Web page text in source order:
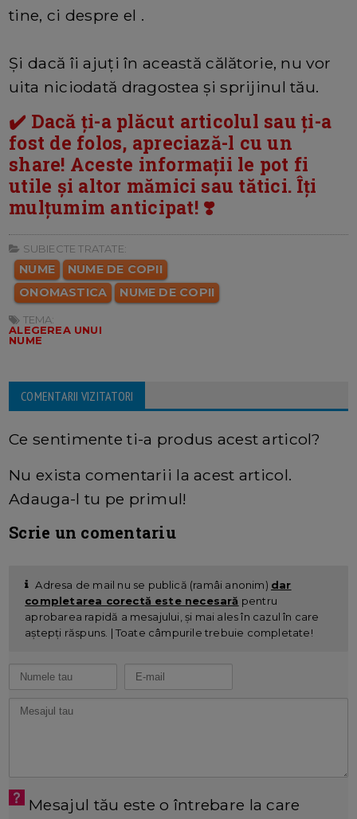
tine, ci despre el .
Și dacă îi ajuți în această călătorie, nu vor
uita niciodată dragostea și sprijinul tău.
✔️ Dacă ți-a plăcut articolul sau ți-a
fost de folos, apreciază-l cu un
share! Aceste informații le pot fi
utile și altor mămici sau tătici. Îți
mulțumim anticipat! ❣️
SUBIECTE TRATATE:
NUME
NUME DE COPII
ONOMASTICA
NUME DE COPII
TEMA:
ALEGEREA UNUI
NUME
COMENTARII VIZITATORI
Ce sentimente ti-a produs acest articol?
Nu exista comentarii la acest articol.
Adauga-l tu pe primul!
Scrie un comentariu
Adresa de mail nu se publică (ramâi anonim) dar
completarea corectă este necesară pentru
aprobarea rapidă a mesajului, și mai ales în cazul în care
aștepți răspuns. | Toate câmpurile trebuie completate!
Mesajul tău este o întrebare la care